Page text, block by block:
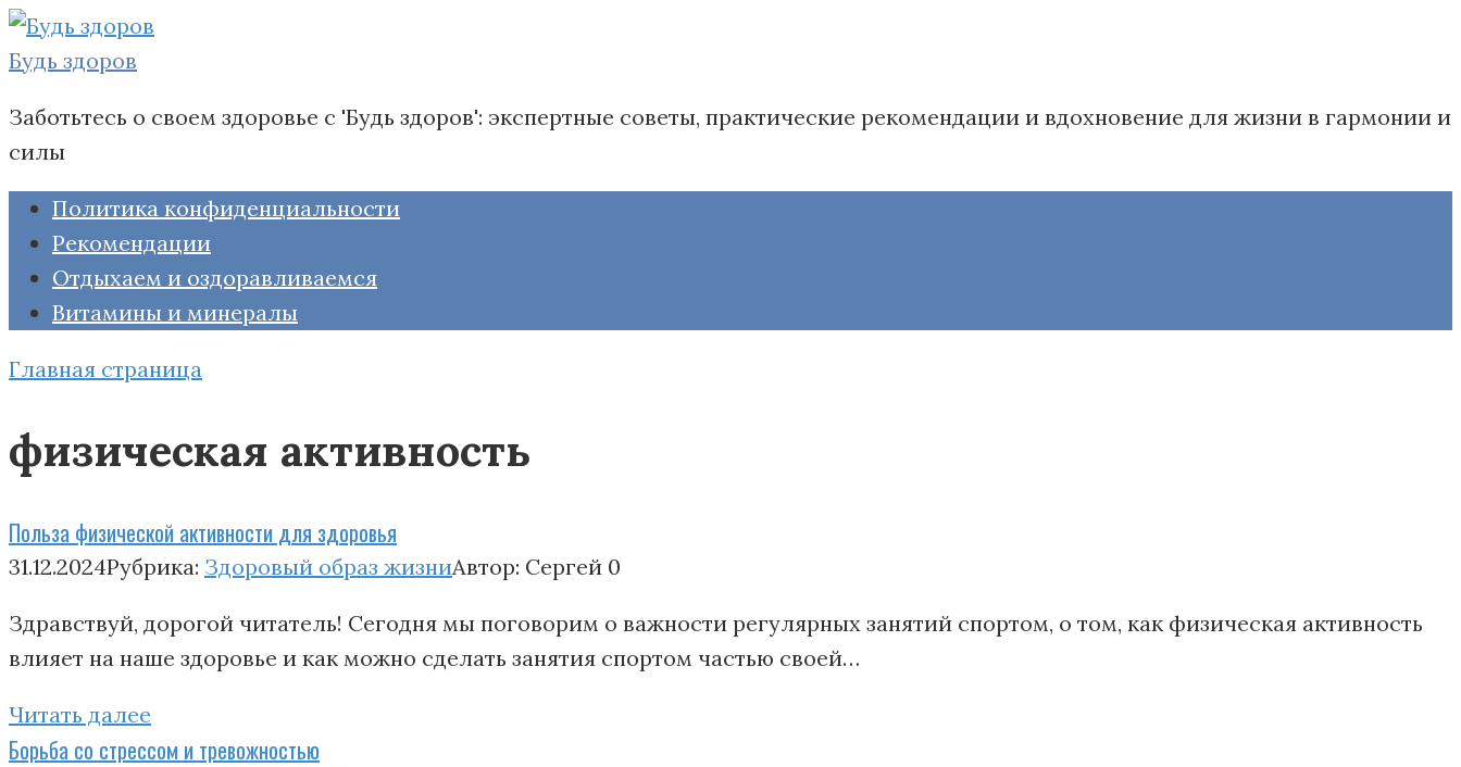
Перейти
к
Будь здоров
Заботьтесь о своем здоровье с 'Будь здоров': экспертные советы, практические рекомендации и вдохновение для жизни в гармонии и
силы
Политика конфиденциальности
Рекомендации
Отдыхаем и оздоравливаемся
Витамины и минералы
Главная страница
физическая активность
Польза физической активности для здоровья
31.12.2024Рубрика: Здоровый образ жизниАвтор: Сергей 0
Здравствуй, дорогой читатель! Сегодня мы поговорим о важности регулярных занятий спортом, о том, как физическая активность
влияет на наше здоровье и как можно сделать занятия спортом частью своей…
Читать далее
Борьба со стрессом и тревожностью